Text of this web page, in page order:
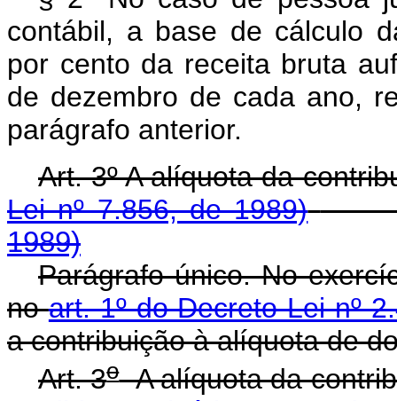
contábil, a base de cálculo
por cento da receita bruta
de dezembro de cada ano,
parágrafo anterior.
Art. 3º A alíquota da
Lei nº 7.856, de 1989)
1989)
Parágrafo único. No
noart. 1º do Decreto-Lei nº
a contribuição à alíquota de
Art. 3oA alíquota da